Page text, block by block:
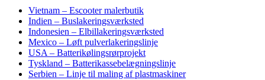
Vietnam – Escooter malerbutik
Indien – Buslakeringsværksted
Indonesien – Elbillakeringsværksted
Mexico – Løft pulverlakeringslinje
USA – Batterikølingsrørprojekt
Tyskland – Batterikassebelægningslinje
Serbien – Linje til maling af plastmaskiner